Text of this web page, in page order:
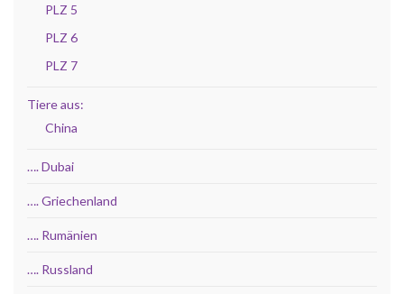
PLZ 5
PLZ 6
PLZ 7
Tiere aus:
China
…. Dubai
…. Griechenland
…. Rumänien
…. Russland